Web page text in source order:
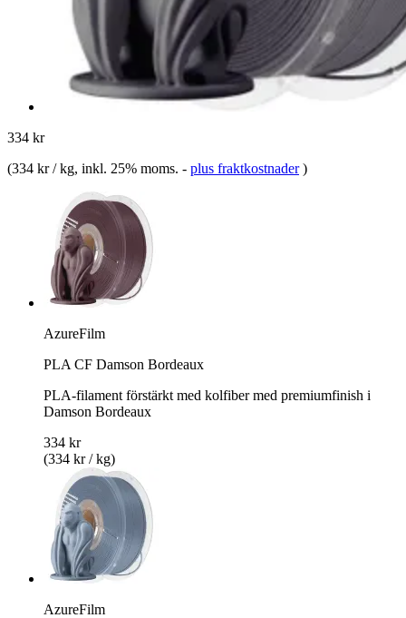
334 kr
(334 kr / kg, inkl. 25% moms. - plus fraktkostnader )
AzureFilm
PLA CF Damson Bordeaux
PLA-filament förstärkt med kolfiber med premiumfinish i
Damson Bordeaux
334 kr
(334 kr / kg)
AzureFilm